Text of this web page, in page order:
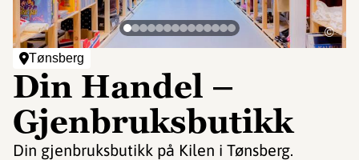
Tønsberg
Din Handel –
Gjenbruksbutikk
Din gjenbruksbutikk på Kilen i Tønsberg.
©